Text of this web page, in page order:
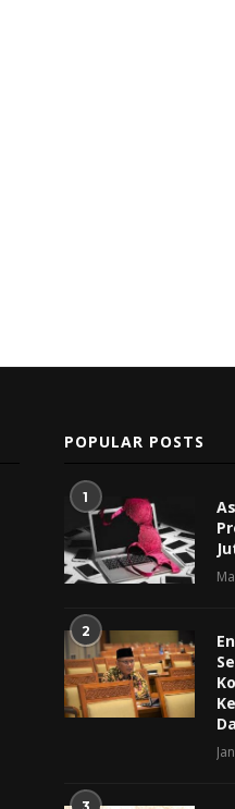
POPULAR POSTS
1
2